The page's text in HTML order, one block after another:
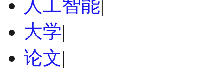
人工智能|
大学|
论文|